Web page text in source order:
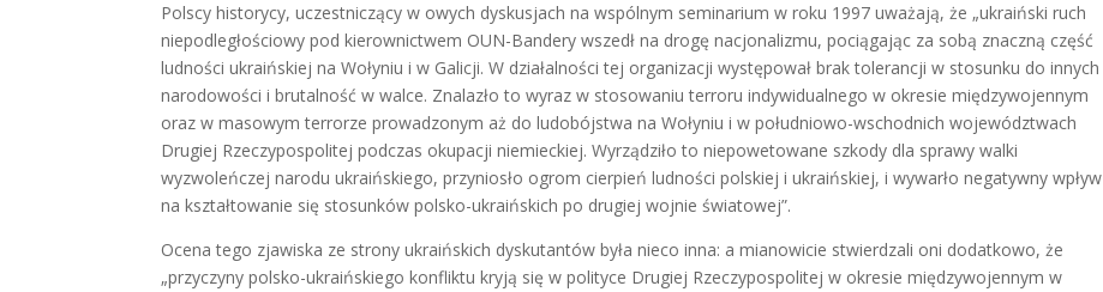
Polscy historycy, uczestniczący w owych dyskusjach na wspólnym seminarium w roku 1997 uważają, że „ukraiński ruch
niepodległościowy pod kierownictwem OUN-Bandery wszedł na drogę nacjonalizmu, pociągając za sobą znaczną część
ludności ukraińskiej na Wołyniu i w Galicji. W działalności tej organizacji występował brak tolerancji w stosunku do innych
narodowości i brutalność w walce. Znalazło to wyraz w stosowaniu terroru indywidualnego w okresie międzywojennym
oraz w masowym terrorze prowadzonym aż do ludobójstwa na Wołyniu i w południowo-wschodnich województwach
Drugiej Rzeczypospolitej podczas okupacji niemieckiej. Wyrządziło to niepowetowane szkody dla sprawy walki
wyzwoleńczej narodu ukraińskiego, przyniosło ogrom cierpień ludności polskiej i ukraińskiej, i wywarło negatywny wpływ
na kształtowanie się stosunków polsko-ukraińskich po drugiej wojnie światowej”.
Ocena tego zjawiska ze strony ukraińskich dyskutantów była nieco inna: a mianowicie stwierdzali oni dodatkowo, że
„przyczyny polsko-ukraińskiego konfliktu kryją się w polityce Drugiej Rzeczypospolitej w okresie międzywojennym w